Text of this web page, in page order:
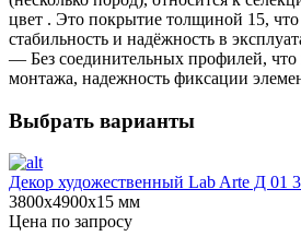
цвет . Это покрытие толщиной 15, что
стабильность и надёжность в
— Без соединительных профилей, что
монтажа, надежность фиксации
Выбрать варианты
Декор художественный Lab Arte Д 01
3800х4900х15 мм
Цена по запросу